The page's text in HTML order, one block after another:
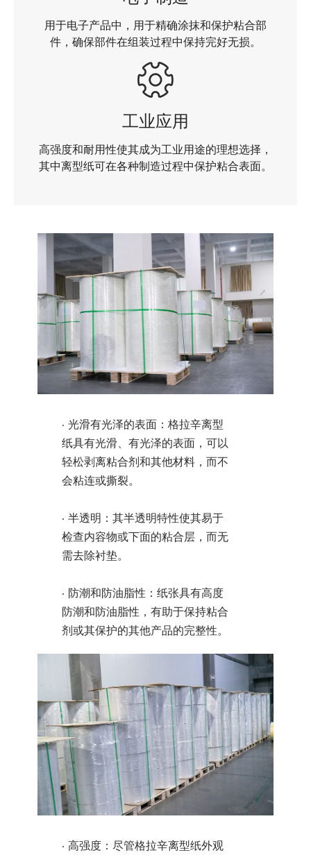
用于电子产品中，用于精确涂抹和保护粘合部
件，确保部件在组装过程中保持完好无损。
工业应用
高强度和耐用性使其成为工业用途的理想选择，
其中离型纸可在各种制造过程中保护粘合表面。
· 光滑有光泽的表面：格拉辛离型
纸具有光滑、有光泽的表面，可以
轻松剥离粘合剂和其他材料，而不
会粘连或撕裂。
· 半透明：其半透明特性使其易于
检查内容物或下面的粘合层，而无
需去除衬垫。
· 防潮和防油脂性：纸张具有高度
防潮和防油脂性，有助于保持粘合
剂或其保护的其他产品的完整性。
· 高强度：尽管格拉辛离型纸外观